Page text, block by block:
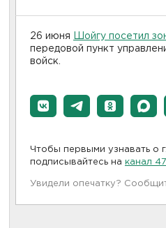
26 июня Шойгу посетил
передовой пункт
войск.
Чтобы первыми узнавать о
подписывайтесь на канал
Увидели опечатку?